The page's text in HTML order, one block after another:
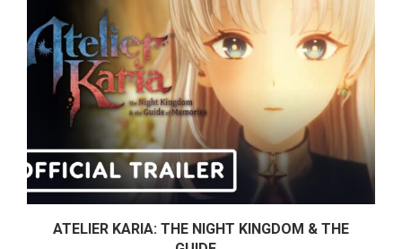
ATELIER KARIA: THE NIGHT KINGDOM & THE